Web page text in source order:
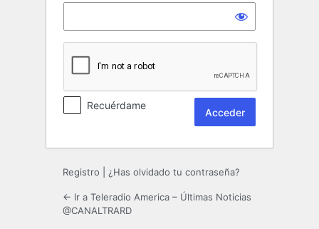
Recuérdame
Registro ¿Has olvidado tu contraseña?
← Ir a Teleradio America – Últimas Noticias
@CANALTRARD